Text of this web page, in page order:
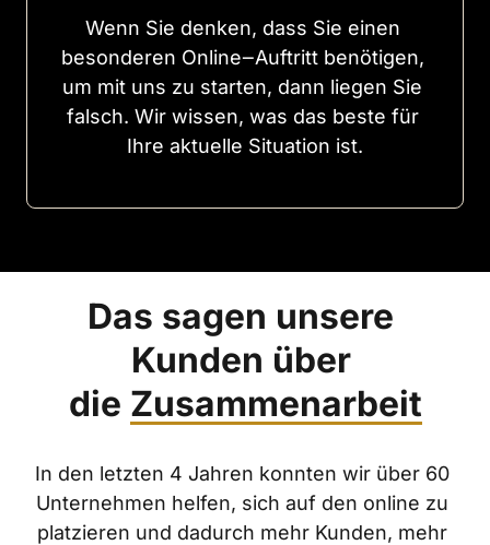
Wenn Sie denken, dass Sie
besonderen Online‒Auftritt
um mit uns zu starten, dann liegen
falsch. Wir wissen, was das beste
für
Ihre aktuelle Situation ist.
Das sagen unsere
Kunden über
die Zusammenarbeit
In den letzten 4 Jahren konnten wir über 60
Unternehmen helfen, sich auf den online zu
platzieren und dadurch mehr Kunden, mehr